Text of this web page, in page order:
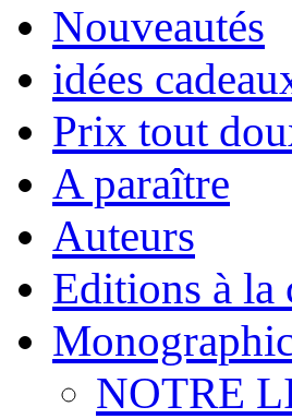
Nouveautés
idées
Prix tout
A paraître
Auteurs
Editions à la
NOTRE